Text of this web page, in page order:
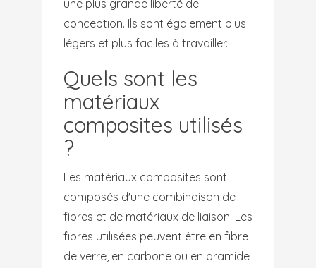
une plus grande liberté de
conception. Ils sont également plus
légers et plus faciles à travailler.
Quels sont les
matériaux
composites utilisés
?
Les matériaux composites sont
composés d'une combinaison de
fibres et de matériaux de liaison. Les
fibres utilisées peuvent être en fibre
de verre, en carbone ou en aramide